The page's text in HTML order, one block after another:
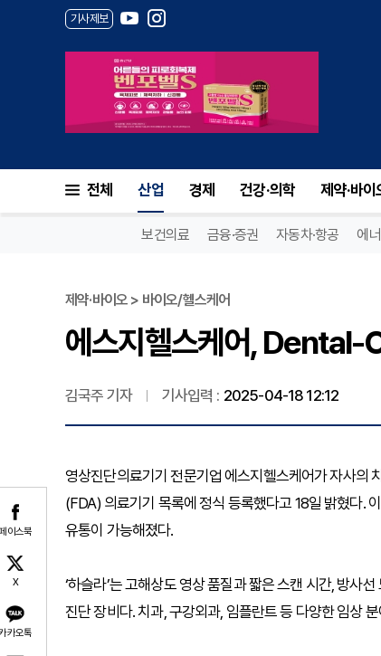
기사제보
전체 산업 경제 건강·의학 제약·바이
보건의료 금융·증권 자동차·항공 에
이스북
X
카오톡
제약·바이오 > 바이오/헬스케어
에스지헬스케어, Dental-
김국주 기자 기사입력 : 2025-04-18 12:12
영상진단의료기기 전문기업 에스지헬스케어가 자사의
(FDA) 의료기기 목록에 정식 등록했다고 18일 밝혔다.
유통이 가능해졌다.
‘하슬라’는 고해상도 영상 품질과 짧은 스캔 시간, 방사
진단 장비다. 치과, 구강외과, 임플란트 등 다양한 임상